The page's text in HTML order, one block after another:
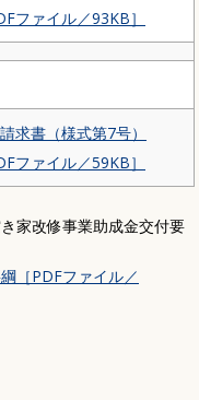
ファイル／93KB］
求書（様式第7号）
ファイル／59KB］
家改修事業助成金交付要
［PDFファイル／